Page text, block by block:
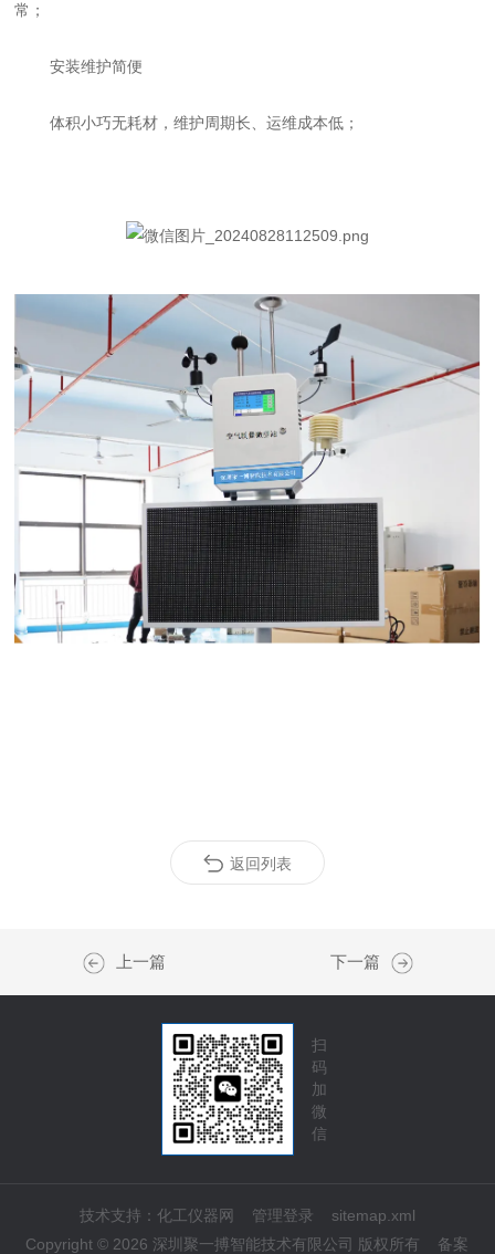
常；
安装维护简便
体积小巧无耗材，维护周期长、运维成本低；
返回列表
上一篇 下一篇
扫
码
加
微
信
技术支持： 化工仪器网 管理登录
sitemap.xml
Copyright © 2026 深圳聚一搏智能技术有限公司 版权所有 备案